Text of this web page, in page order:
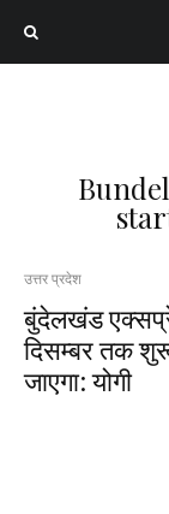
उत्तर प्रदेश
बुंदेलखंड
दिसम्बर तक
जाएगा: योगी